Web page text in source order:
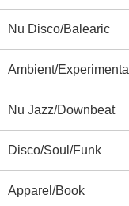
Nu Disco/Balearic
Ambient/Experimental
Nu Jazz/Downbeat
Disco/Soul/Funk
Apparel/Book